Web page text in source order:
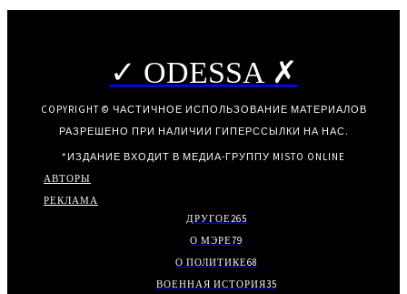
✓ ODESSA ✗
COPYRIGHT © ЧАСТИЧНОЕ ИСПОЛЬЗОВАНИЕ МАТЕРИАЛОВ
РАЗРЕШЕНО ПРИ НАЛИЧИИ ГИПЕРССЫЛКИ НА НАС.
*ИЗДАНИЕ ВХОДИТ В МЕДИА-ГРУППУ MISTO ONLINE
АВТОРЫ
РЕКЛАМА
ДРУГОЕ265
О МЭРЕ79
О ПОЛИТИКЕ68
ВОЕННАЯ ИСТОРИЯ35